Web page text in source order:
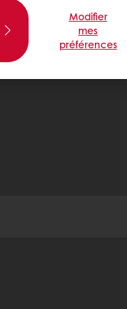
Modifier
mes
préférences